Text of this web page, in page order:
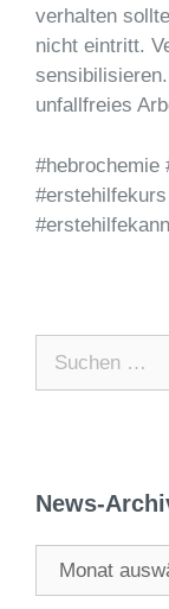
verhalten
nicht eintritt.
unfallfreies
#hebrochemie
News-